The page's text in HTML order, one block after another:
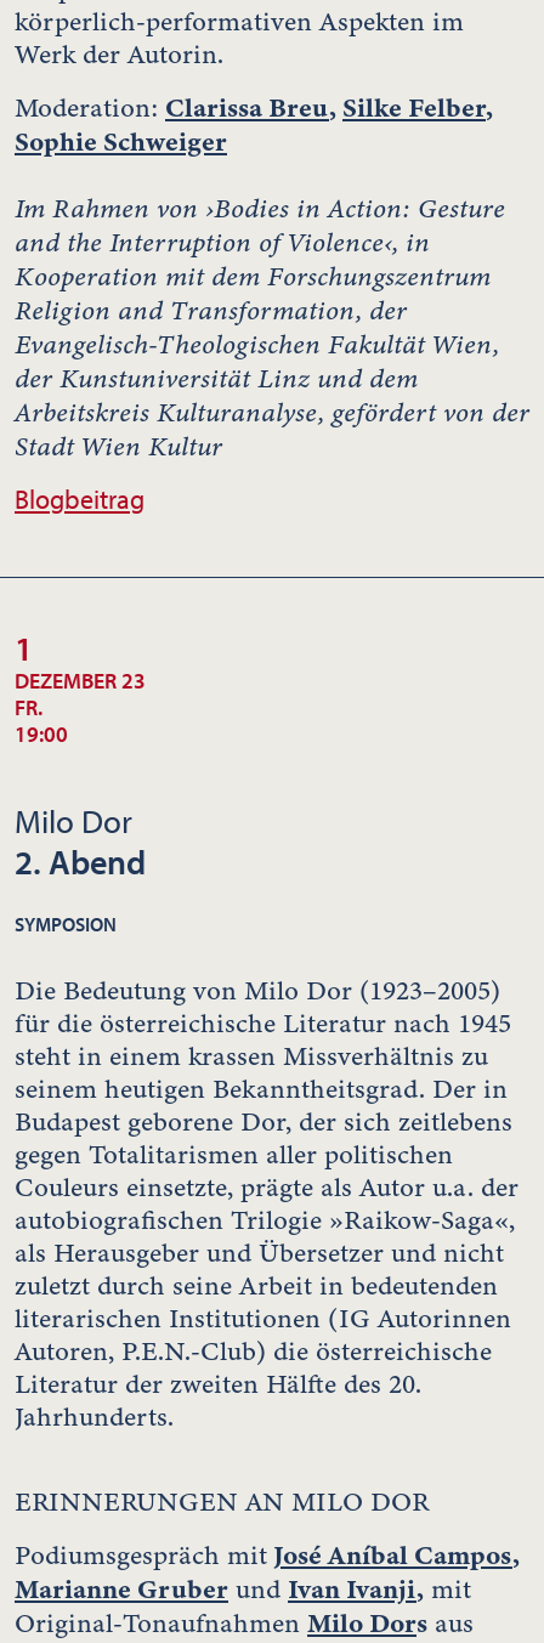
körperlich-performativen Aspekten im
Werk der Autorin.
Moderation: Clarissa Breu,Silke Felber,
Sophie Schweiger
Im Rahmen von ›Bodies in Action: Gesture
and the Interruption of Violence‹, in
Kooperation mit dem Forschungszentrum
Religion and Transformation, der
Evangelisch-Theologischen Fakultät Wien,
der Kunstuniversität Linz und dem
Arbeitskreis Kulturanalyse, gefördert von der
Stadt Wien Kultur
Blogbeitrag
1
DEZEMBER 23
FR.
19:00
Milo Dor
2. Abend
SYMPOSION
Die Bedeutung von Milo Dor (1923–2005)
für die österreichische Literatur nach 1945
steht in einem krassen Missverhältnis zu
seinem heutigen Bekanntheitsgrad. Der in
Budapest geborene Dor, der sich zeitlebens
gegen Totalitarismen aller politischen
Couleurs einsetzte, prägte als Autor u.a. der
autobiografischen Trilogie »Raikow-Saga«,
als Herausgeber und Übersetzer und nicht
zuletzt durch seine Arbeit in bedeutenden
literarischen Institutionen (IG Autorinnen
Autoren, P.E.N.-Club) die österreichische
Literatur der zweiten Hälfte des 20.
Jahrhunderts.
ERINNERUNGEN AN MILO DOR
Podiumsgespräch mit José Aníbal Campos,
Marianne Gruber und Ivan Ivanji, mit
Original-Tonaufnahmen Milo Dors aus